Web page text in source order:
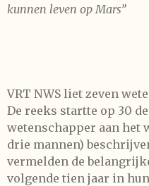
kunnen leven op Mars”
VRT NWS liet zeven
De reeks startte op 30
wetenschapper aan het
drie mannen)
vermelden de
volgende tien jaar in